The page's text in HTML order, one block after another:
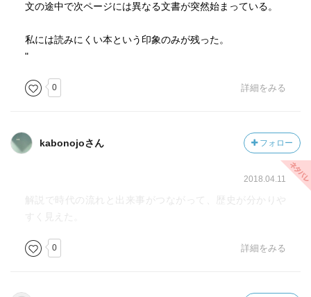
文の途中で次ページには異なる文書が突然始まっている。
私には読みにくい本という印象のみが残った。
"
0 詳細をみる
kabonojoさん フォロー
2018.04.11
解説で時代の流れと出来事がつながって、歴史が分かりや
すく見えた。
0 詳細をみる